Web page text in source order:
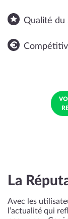
Qualité
La
Avec les
l’actualité qui